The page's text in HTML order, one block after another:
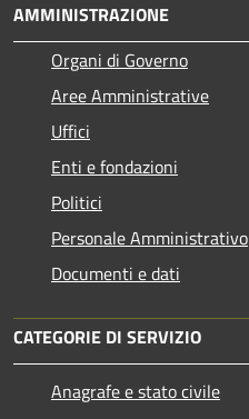
AMMINISTRAZIONE
Organi di Governo
Aree Amministrative
Uffici
Enti e fondazioni
Politici
Personale Amministrativo
Documenti e dati
CATEGORIE DI SERVIZIO
Anagrafe e stato civile